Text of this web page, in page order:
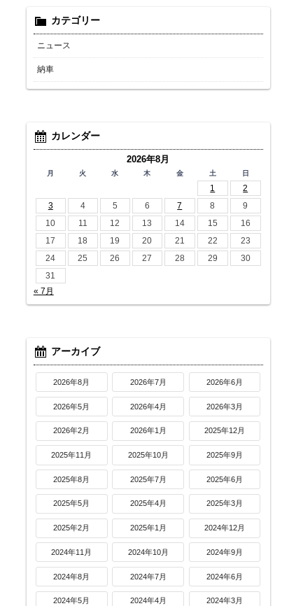
カテゴリー
ニュース
納車
カレンダー
2026年8月
月 火 水 木 金 土 日
1
2
3
4 5 6 7 8
9
10
11 12 13 14 15
16
17
18 19 20 21 22
23
24
25 26 27 28 29
30
31
« 7月
アーカイブ
2026年8月 2026年7月 2026年6月
2026年5月 2026年4月 2026年3月
2026年2月 2026年1月 2025年12月
2025年11月 2025年10月 2025年9月
2025年8月 2025年7月 2025年6月
2025年5月 2025年4月 2025年3月
2025年2月 2025年1月 2024年12月
2024年11月 2024年10月 2024年9月
2024年8月 2024年7月 2024年6月
2024年5月 2024年4月 2024年3月